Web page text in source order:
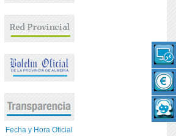
Fecha y Hora Oficial